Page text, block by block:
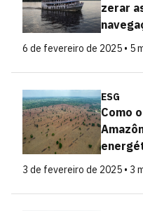
zerar
6 de fevereiro de 2025 • 5
ESG
Como
3 de fevereiro de 2025 • 3